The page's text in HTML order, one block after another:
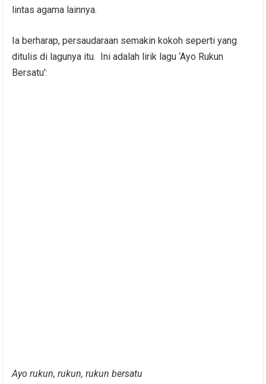
lintas agama lainnya.
Ia berharap, persaudaraan semakin kokoh seperti yang
ditulis di lagunya itu. Ini adalah lirik lagu ‘Ayo Rukun
Bersatu’:
Ayo rukun, rukun, rukun bersatu